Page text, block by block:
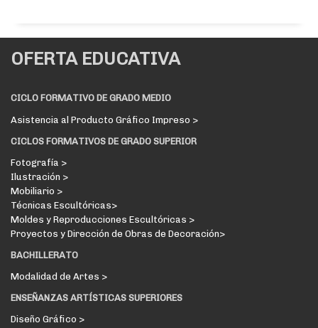
OFERTA EDUCATIVA
CICLO FORMATIVO DE GRADO MEDIO
Asistencia al Producto Gráfico Impreso >
CICLOS FORMATIVOS DE GRADO SUPERIOR
Fotografía >
Ilustración >
Mobiliario >
Técnicas Escultóricas>
Moldes y Reproducciones Escultóricas >
Proyectos y Dirección de Obras de Decoración>
BACHILLERATO
Modalidad de Artes >
ENSEÑANZAS ARTÍSTICAS SUPERIORES
Diseño Gráfico >